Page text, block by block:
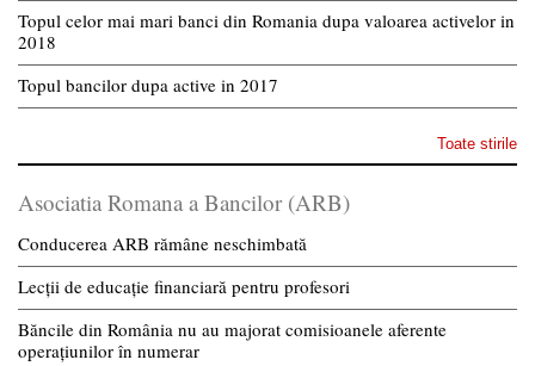
Topul celor mai mari banci din Romania dupa valoarea activelor in
2018
Topul bancilor dupa active in 2017
Toate stirile
Asociatia Romana a Bancilor (ARB)
Conducerea ARB rămâne neschimbată
Lecții de educație financiară pentru profesori
Băncile din România nu au majorat comisioanele aferente
operațiunilor în numerar